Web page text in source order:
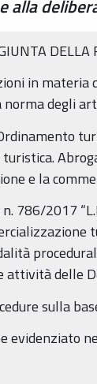
alla
DELLA
in
degli
e la
786/2017
delle
sulla